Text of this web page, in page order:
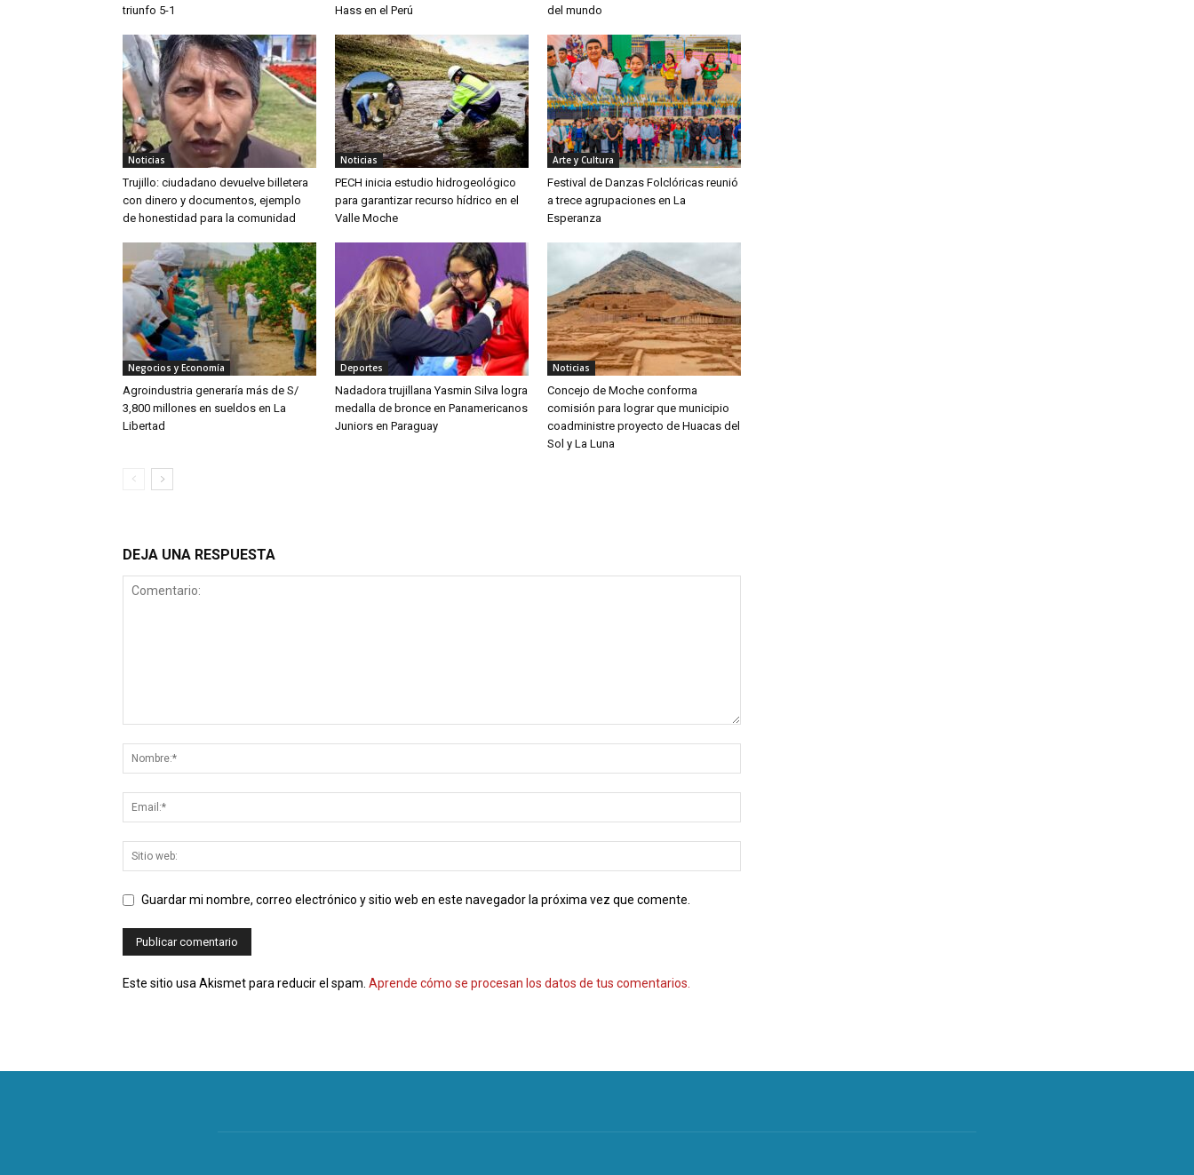
triunfo 5-1
Hass en el Perú
del mundo
Noticias
Trujillo: ciudadano devuelve billetera
con dinero y documentos, ejemplo
de honestidad para la comunidad
Noticias
PECH inicia estudio hidrogeológico
para garantizar recurso hídrico en el
Valle Moche
Arte y Cultura
Festival de Danzas Folclóricas reunió
a trece agrupaciones en La
Esperanza
Negocios y Economía
Agroindustria generaría más de S/
3,800 millones en sueldos en La
Libertad
Deportes
Nadadora trujillana Yasmin Silva logra
medalla de bronce en Panamericanos
Juniors en Paraguay
Noticias
Concejo de Moche conforma
comisión para lograr que municipio
coadministre proyecto de Huacas del
Sol y La Luna
DEJA UNA RESPUESTA
Guardar mi nombre, correo electrónico y sitio web en este navegador la próxima vez que comente.
Este sitio usa Akismet para reducir el spam. Aprende cómo se procesan los datos de tus comentarios.